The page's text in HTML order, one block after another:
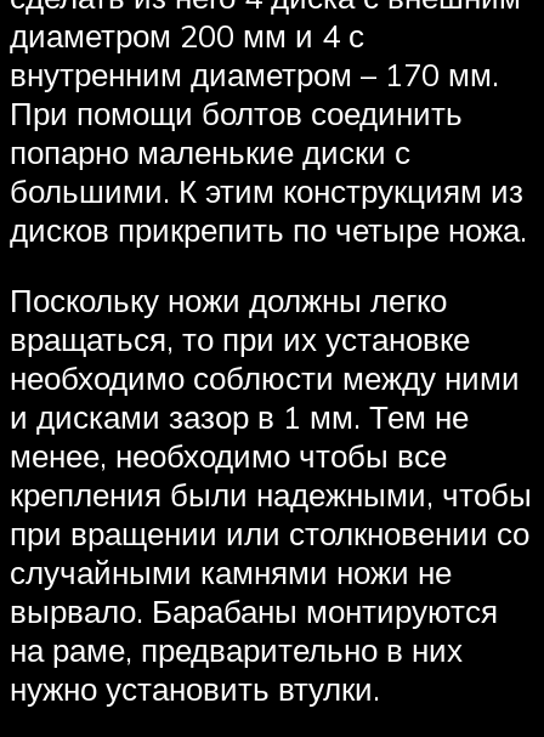
диаметром 200 мм и 4 с
внутренним диаметром – 170 мм.
При помощи болтов соединить
попарно маленькие диски с
большими. К этим конструкциям из
дисков прикрепить по четыре ножа.
Поскольку ножи должны легко
вращаться, то при их установке
необходимо соблюсти между ними
и дисками зазор в 1 мм. Тем не
менее, необходимо чтобы все
крепления были надежными, чтобы
при вращении или столкновении со
случайными камнями ножи не
вырвало. Барабаны монтируются
на раме, предварительно в них
нужно установить втулки.